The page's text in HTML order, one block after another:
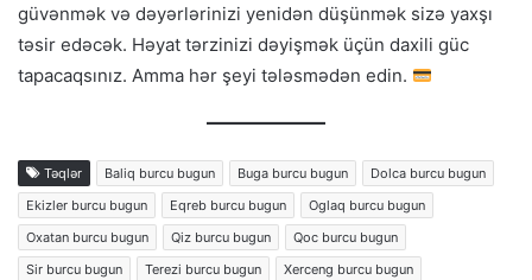
güvənmək və dəyərlərinizi yenidən düşünmək sizə yaxşı
təsir edəcək. Həyat tərzinizi dəyişmək üçün daxili güc
tapacaqsınız. Amma hər şeyi tələsmədən edin.
Təqlər Baliq burcu bugun Buga burcu bugun
Dolca burcu bugun
Ekizler burcu bugun
Eqreb burcu bugun
Oglaq burcu bugun
Oxatan burcu bugun
Qiz burcu bugun
Qoc burcu bugun
Sir burcu bugun
Terezi burcu bugun Xerceng burcu bugun